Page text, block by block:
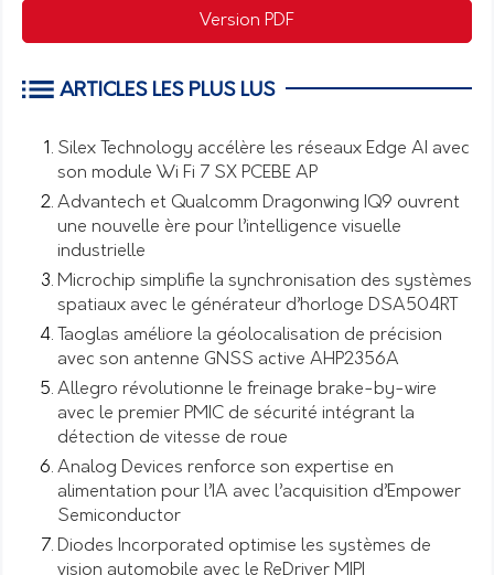
Version PDF
ARTICLES LES PLUS LUS
Silex Technology accélère les réseaux Edge AI avec
son module Wi Fi 7 SX PCEBE AP
Advantech et Qualcomm Dragonwing IQ9 ouvrent
une nouvelle ère pour l’intelligence visuelle
industrielle
Microchip simplifie la synchronisation des systèmes
spatiaux avec le générateur d’horloge DSA504RT
Taoglas améliore la géolocalisation de précision
avec son antenne GNSS active AHP2356A
Allegro révolutionne le freinage brake-by-wire
avec le premier PMIC de sécurité intégrant la
détection de vitesse de roue
Analog Devices renforce son expertise en
alimentation pour l’IA avec l’acquisition d’Empower
Semiconductor
Diodes Incorporated optimise les systèmes de
vision automobile avec le ReDriver MIPI